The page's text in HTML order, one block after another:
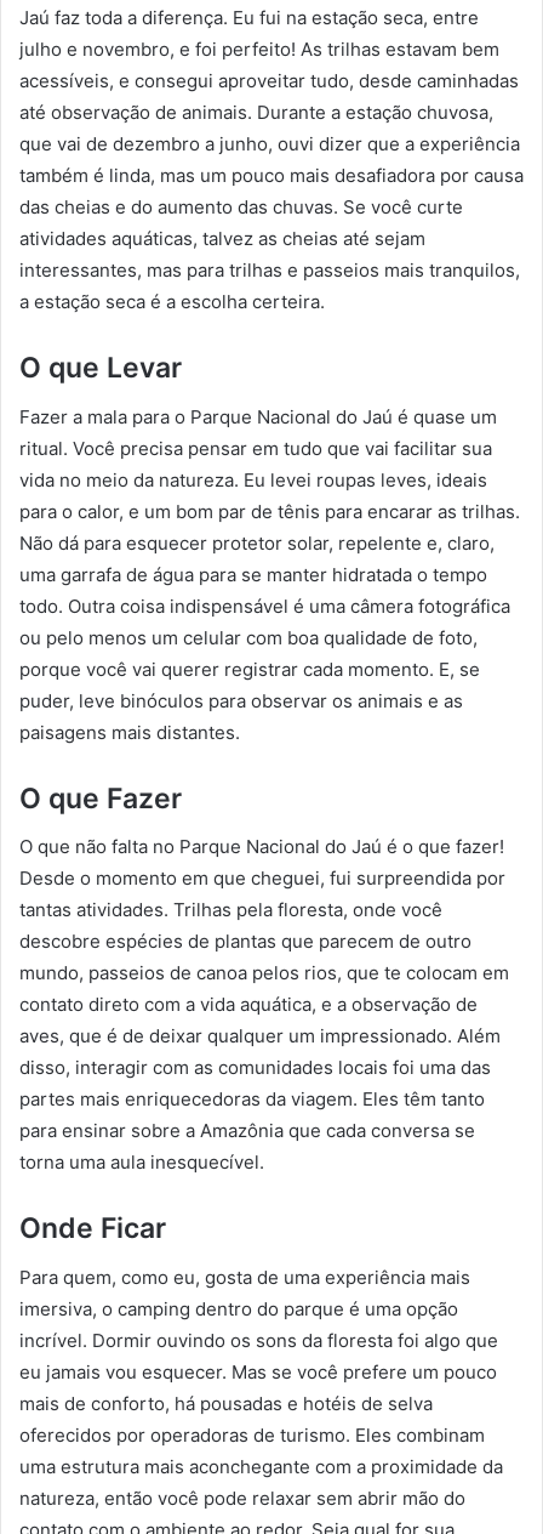
Jaú faz toda a diferença. Eu fui na estação seca, entre
julho e novembro, e foi perfeito! As trilhas estavam bem
acessíveis, e consegui aproveitar tudo, desde caminhadas
até observação de animais. Durante a estação chuvosa,
que vai de dezembro a junho, ouvi dizer que a experiência
também é linda, mas um pouco mais desafiadora por causa
das cheias e do aumento das chuvas. Se você curte
atividades aquáticas, talvez as cheias até sejam
interessantes, mas para trilhas e passeios mais tranquilos,
a estação seca é a escolha certeira.
O que Levar
Fazer a mala para o Parque Nacional do Jaú é quase um
ritual. Você precisa pensar em tudo que vai facilitar sua
vida no meio da natureza. Eu levei roupas leves, ideais
para o calor, e um bom par de tênis para encarar as trilhas.
Não dá para esquecer protetor solar, repelente e, claro,
uma garrafa de água para se manter hidratada o tempo
todo. Outra coisa indispensável é uma câmera fotográfica
ou pelo menos um celular com boa qualidade de foto,
porque você vai querer registrar cada momento. E, se
puder, leve binóculos para observar os animais e as
paisagens mais distantes.
O que Fazer
O que não falta no Parque Nacional do Jaú é o que fazer!
Desde o momento em que cheguei, fui surpreendida por
tantas atividades. Trilhas pela floresta, onde você
descobre espécies de plantas que parecem de outro
mundo, passeios de canoa pelos rios, que te colocam em
contato direto com a vida aquática, e a observação de
aves, que é de deixar qualquer um impressionado. Além
disso, interagir com as comunidades locais foi uma das
partes mais enriquecedoras da viagem. Eles têm tanto
para ensinar sobre a Amazônia que cada conversa se
torna uma aula inesquecível.
Onde Ficar
Para quem, como eu, gosta de uma experiência mais
imersiva, o camping dentro do parque é uma opção
incrível. Dormir ouvindo os sons da floresta foi algo que
eu jamais vou esquecer. Mas se você prefere um pouco
mais de conforto, há pousadas e hotéis de selva
oferecidos por operadoras de turismo. Eles combinam
uma estrutura mais aconchegante com a proximidade da
natureza, então você pode relaxar sem abrir mão do
contato com o ambiente ao redor. Seja qual for sua